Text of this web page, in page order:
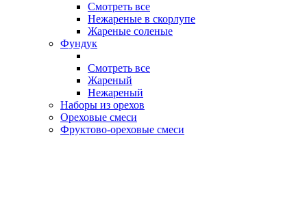
Смотреть все
Нежареные в скорлупе
Жареные соленые
Фундук
Смотреть все
Жареный
Нежареный
Наборы из орехов
Ореховые смеси
Фруктово-ореховые смеси